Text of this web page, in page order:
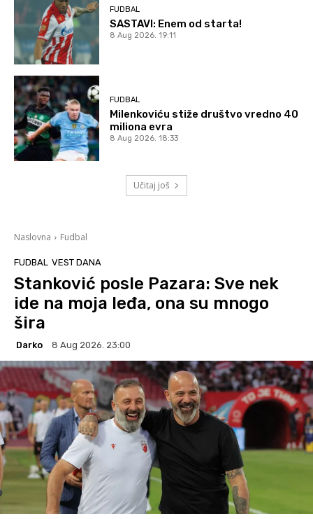
FUDBAL
SASTAVI: Enem od starta!
8 Aug 2026. 19:11
FUDBAL
Milenkoviću stiže društvo vredno 40
miliona evra
8 Aug 2026. 18:33
Učitaj još